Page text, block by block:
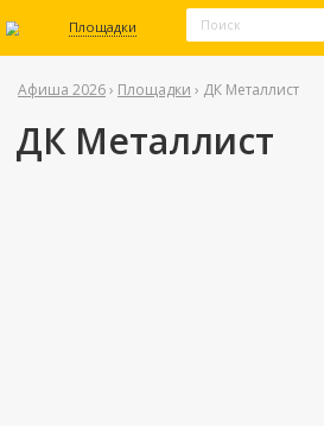
Площадки
Афиша 2026› Площадки › ДК Металлист
ДК Металлист